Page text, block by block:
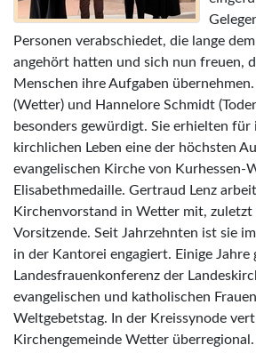
Personen verabschiedet, die lange
angehört hatten und sich nun freuen,
Menschen ihre Aufgaben
(Wetter) und Hannelore Schmidt
besonders gewürdigt. Sie erhielten für
kirchlichen Leben eine der höchsten
evangelischen Kirche von Kurhessen-
Elisabethmedaille. Gertraud Lenz
Kirchenvorstand in Wetter mit,
Vorsitzende. Seit Jahrzehnten ist sie
in der Kantorei engagiert. Einige Jahre
Landesfrauenkonferenz der
evangelischen und katholischen
Weltgebetstag. In der Kreissynode
Kirchengemeinde Wetter